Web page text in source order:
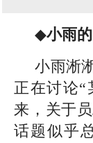
◆小雨
小雨淅
正在讨论“
来，关于
话题似乎